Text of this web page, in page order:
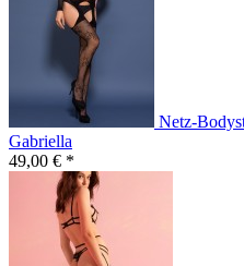
Netz-
Gabriella
49,00 € *